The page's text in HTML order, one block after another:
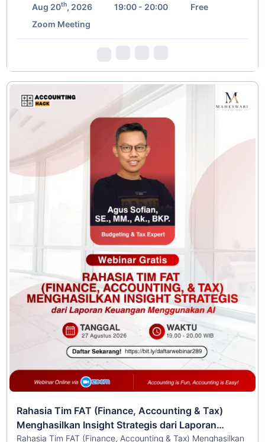
Aug 20th, 2026 19:00 - 20:00
Free
Zoom Meeting
Rahasia Tim FAT (Finance, Accounting & Tax)
Menghasilkan Insight Strategis dari Laporan
Keuangan Menggunakan AI | Webinar 289
Rahasia Tim FAT (Finance, Accounting & Tax) Menghasilkan